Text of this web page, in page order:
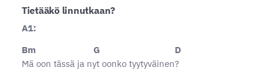
Tietääkö linnutkaan?
A1:
Bm G D
Mä oon tässä ja nyt oonko tyytyväinen?